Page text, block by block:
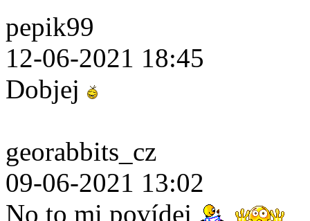
pepik99
12-06-2021 18:45
Dobjej
georabbits_cz
09-06-2021 13:02
No to mi povídej